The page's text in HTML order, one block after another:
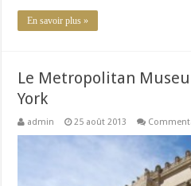
En savoir plus »
Le Metropolitan
York
admin 25 août 2013